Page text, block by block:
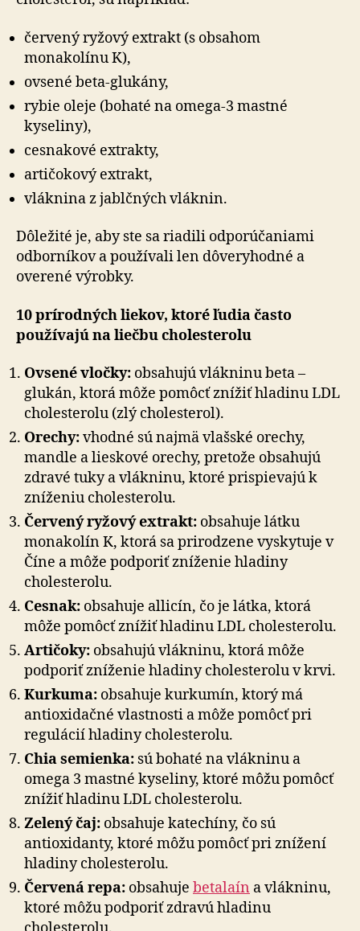
červený ryžový extrakt (s obsahom
monakolínu K),
ovsené beta-glukány,
rybie oleje (bohaté na omega-3 mastné
kyseliny),
cesnakové extrakty,
artičokový extrakt,
vláknina z jablčných vláknin.
Dôležité je, aby ste sa riadili odporúčaniami
odborníkov a používali len dôveryhodné a
overené výrobky.
10 prírodných liekov, ktoré ľudia často
používajú na liečbu cholesterolu
Ovsené vločky: obsahujú vlákninu beta –
glukán, ktorá môže pomôcť znížiť hladinu LDL
cholesterolu (zlý cholesterol).
Orechy:vhodné sú najmä vlašské orechy,
mandle a lieskové orechy, pretože obsahujú
zdravé tuky a vlákninu, ktoré prispievajú k
zníženiu cholesterolu.
Červený ryžový extrakt: obsahuje látku
monakolín K, ktorá sa prirodzene vyskytuje v
Číne a môže podporiť zníženie hladiny
cholesterolu.
Cesnak: obsahuje allicín, čo je látka, ktorá
môže pomôcť znížiť hladinu LDL cholesterolu.
Artičoky: obsahujú vlákninu, ktorá môže
podporiť zníženie hladiny cholesterolu v krvi.
Kurkuma: obsahuje kurkumín, ktorý má
antioxidačné vlastnosti a môže pomôcť pri
regulácií hladiny cholesterolu.
Chia semienka: sú bohaté na vlákninu a
omega 3 mastné kyseliny, ktoré môžu pomôcť
znížiť hladinu LDL cholesterolu.
Zelený čaj: obsahuje katechíny, čo sú
antioxidanty, ktoré môžu pomôcť pri znížení
hladiny cholesterolu.
Červená repa: obsahuje betalaín a vlákninu,
ktoré môžu podporiť zdravú hladinu